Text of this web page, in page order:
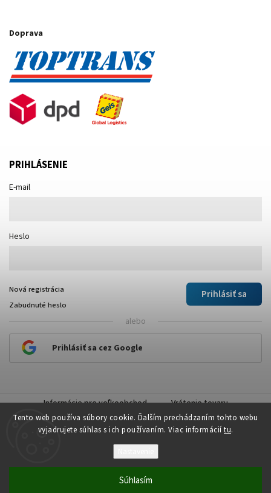
Tento web používa súbory cookie. Ďalším prechádzaním tohto webu
vyjadrujete súhlas s ich používaním. Viac informácií tu.
Súhlasím
Doprava
PRIHLÁSENIE
E-mail
Heslo
Prihlásiť sa
Nová registrácia
Zabudnuté heslo
alebo
Prihlásiť sa cez Google
Informácie pre veľkoobchod Vrátenie tovaru
Plastick. Všetky práva vyhradené.